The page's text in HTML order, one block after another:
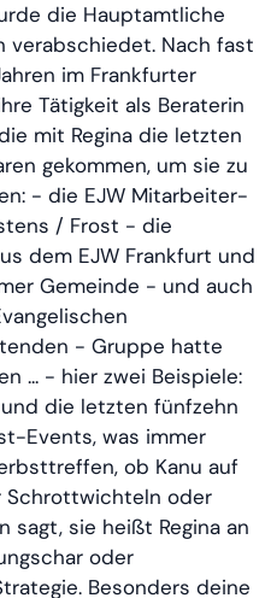
die Hauptamtliche
verabschiedet. Nach fast
im Frankfurter
Tätigkeit als Beraterin
mit Regina die letzten
gekommen, um sie zu
- die EJW Mitarbeiter-
/ Frost - die
dem EJW Frankfurt und
Gemeinde - und auch
- Gruppe hatte
... - hier zwei Beispiele:
die letzten fünfzehn
Events, was immer
ob Kanu auf
Schrottwichteln oder
sagt, sie heißt Regina an
oder
Besonders deine